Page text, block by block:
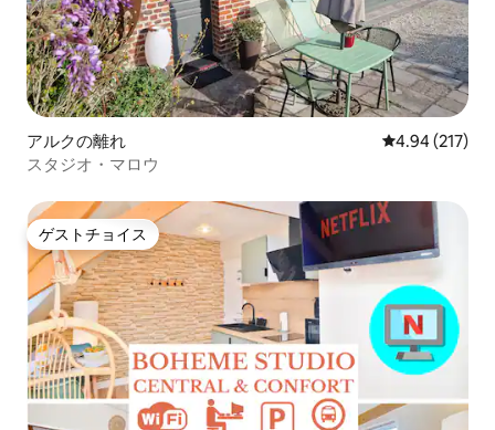
アルクの離れ レビュー217
4.94 (217)
スタジオ・マロウ
ゲストチョイス
ゲストチョイス